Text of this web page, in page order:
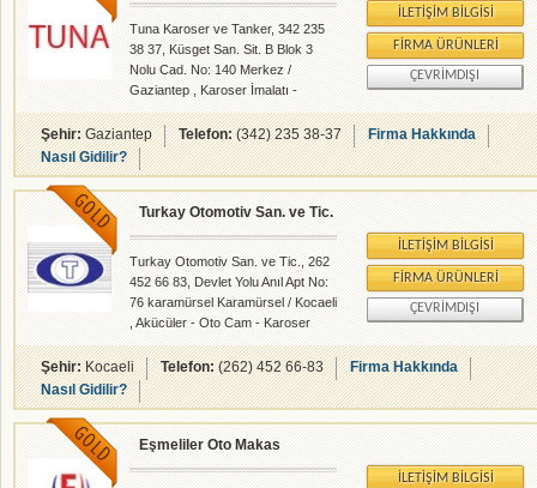
Tuna Karoser ve Tanker, 342 235
38 37, Küsget San. Sit. B Blok 3
Nolu Cad. No: 140 Merkez /
Gaziantep , Karoser İmalatı -
rehberalem.com alanlarında faliyet
gösteren firmamızdır.
İLETIŞIM BILGISI
FIRMA ÜRÜNLERI
ÇEVRIMDIŞI
Şehir:Gaziantep Telefon:(342) 235 38-37
Firma Hakkında
Nasıl Gidilir?
Turkay Otomotiv San. ve Tic.
Turkay Otomotiv San. ve Tic., 262
452 66 83, Devlet Yolu Anıl Apt No:
76 karamürsel Karamürsel / Kocaeli
, Akücüler - Oto Cam - Karoser
İmalatı - rehberalem.com
alanlarında faliyet gösteren
firmamızdır.
İLETIŞIM BILGISI
FIRMA ÜRÜNLERI
ÇEVRIMDIŞI
Şehir:Kocaeli Telefon:(262) 452 66-83
Firma Hakkında
Nasıl Gidilir?
Eşmeliler Oto Makas
İLETIŞIM BILGISI